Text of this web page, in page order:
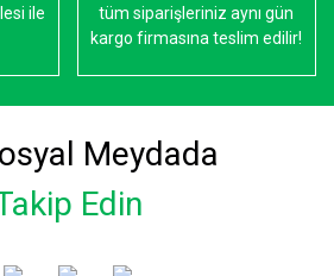
ile
tüm siparişleriniz aynı gün
kargo firmasına teslim edilir!
Meydada
Edin